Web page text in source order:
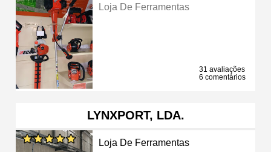
Loja De Ferramentas
31 avaliações
6 comentários
LYNXPORT, LDA.
Loja De Ferramentas